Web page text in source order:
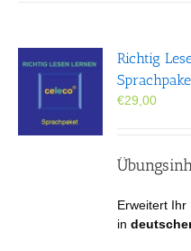
Richtig
€29,00
Erweitert Ihr
in